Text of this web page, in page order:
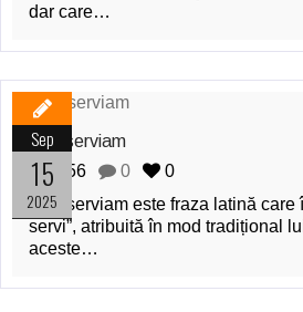
dar care…
Sep
15
2025
Non serviam
156
0
0
Non serviam este fraza latină care
servi”, atribuită în mod tradițional
aceste…